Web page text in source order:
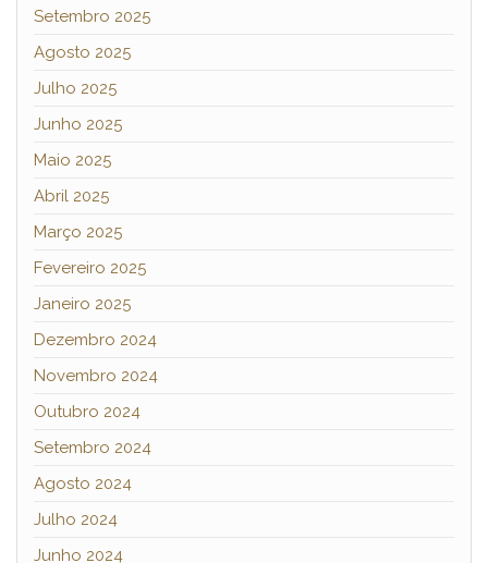
Setembro 2025
Agosto 2025
Julho 2025
Junho 2025
Maio 2025
Abril 2025
Março 2025
Fevereiro 2025
Janeiro 2025
Dezembro 2024
Novembro 2024
Outubro 2024
Setembro 2024
Agosto 2024
Julho 2024
Junho 2024